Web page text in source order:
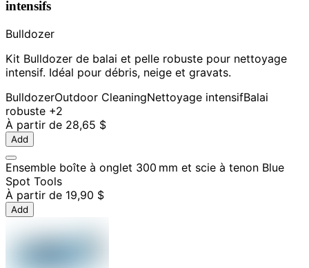
intensifs
Bulldozer
Kit Bulldozer de balai et pelle robuste pour nettoyage
intensif. Idéal pour débris, neige et gravats.
BulldozerOutdoor CleaningNettoyage intensifBalai
robuste +2
À partir de 28,65 $
Add
Ensemble boîte à onglet 300 mm et scie à tenon Blue
Spot Tools
À partir de 19,90 $
Add